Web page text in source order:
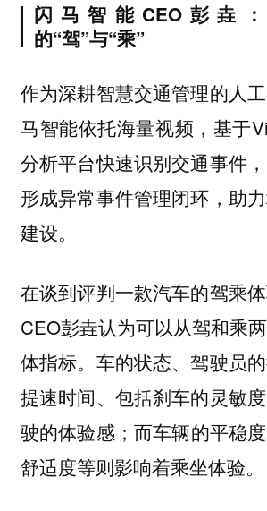
闪马智能CEO彭垚
的“驾”与“乘”
作为深耕智慧交通管理的人
马智能依托海量视频，基于
分析平台快速识别交通事件
形成异常事件管理闭环，助
建设。
在谈到评判一款汽车的驾乘
CEO彭垚认为可以从驾和乘
体指标。车的状态、驾驶员
提速时间、包括刹车的灵敏
驶的体验感；而车辆的平稳
舒适度等则影响着乘坐体验。